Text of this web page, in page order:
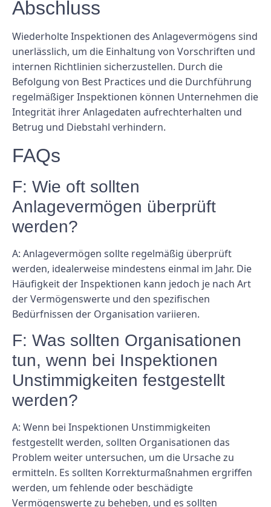
Abschluss
Wiederholte Inspektionen des Anlagevermögens sind
unerlässlich, um die Einhaltung von Vorschriften und
internen Richtlinien sicherzustellen. Durch die
Befolgung von Best Practices und die Durchführung
regelmäßiger Inspektionen können Unternehmen die
Integrität ihrer Anlagedaten aufrechterhalten und
Betrug und Diebstahl verhindern.
FAQs
F: Wie oft sollten
Anlagevermögen überprüft
werden?
A: Anlagevermögen sollte regelmäßig überprüft
werden, idealerweise mindestens einmal im Jahr. Die
Häufigkeit der Inspektionen kann jedoch je nach Art
der Vermögenswerte und den spezifischen
Bedürfnissen der Organisation variieren.
F: Was sollten Organisationen
tun, wenn bei Inspektionen
Unstimmigkeiten festgestellt
werden?
A: Wenn bei Inspektionen Unstimmigkeiten
festgestellt werden, sollten Organisationen das
Problem weiter untersuchen, um die Ursache zu
ermitteln. Es sollten Korrekturmaßnahmen ergriffen
werden, um fehlende oder beschädigte
Vermögenswerte zu beheben, und es sollten